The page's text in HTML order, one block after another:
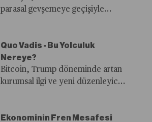
parasal gevşemeye geçişiyle
İstanbul, gelişen piyasaların
negatif görünümüne rağmen
yükseliş potansiyeliyle öne
çıkıyor.
Quo Vadis - Bu Yolculuk
Nereye?
Bitcoin, Trump döneminde artan
kurumsal ilgi ve yeni düzenleyici
ETF’lerine rekor yatırımlar ve
Ekonominin Fren Mesafesi